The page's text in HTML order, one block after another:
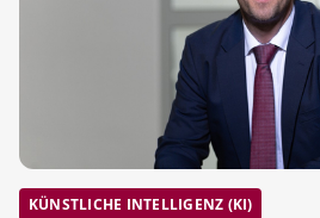
KÜNSTLICHE INTELLIGENZ (KI)